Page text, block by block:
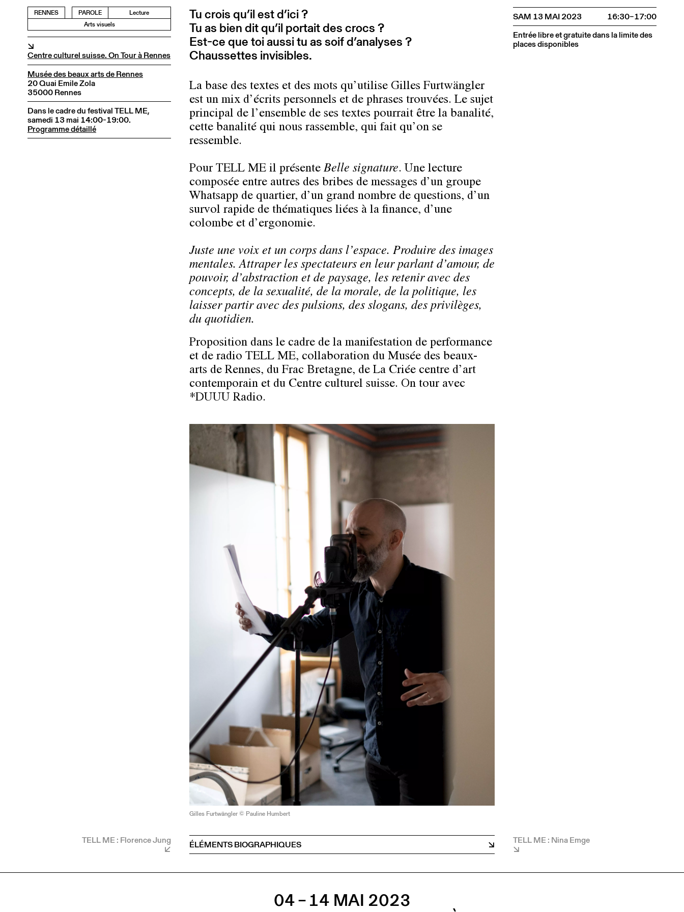
RENNES PAROLE
Lecture
Arts visuels
↘
Centre culturel suisse. On Tour à Rennes
Musée des beaux arts de Rennes
20 Quai Emile Zola
35000 Rennes
Dans le cadre du festival TELL ME,
samedi 13 mai 14:00-19:00.
Programme détaillé
TELL ME : Florence Jung
Tu crois qu’il est d’ici ?
Tu as bien dit qu’il portait des crocs ?
Est-ce que toi aussi tu as soif d’analyses ?
Chaussettes invisibles.
La base des textes et des mots qu’utilise Gilles Furtwängler
est un mix d’écrits personnels et de phrases trouvées. Le sujet
principal de l’ensemble de ses textes pourrait être la banalité,
cette banalité qui nous rassemble, qui fait qu’on se
ressemble.
Pour TELL ME il présente Belle signature. Une lecture
composée entre autres des bribes de messages d’un groupe
Whatsapp de quartier, d’un grand nombre de questions, d’un
survol rapide de thématiques liées à la finance, d’une
colombe et d’ergonomie.
Juste une voix et un corps dans l’espace. Produire des images
mentales. Attraper les spectateurs en leur parlant d’amour, de
pouvoir, d’abstraction et de paysage, les retenir avec des
concepts, de la sexualité, de la morale, de la politique, les
laisser partir avec des pulsions, des slogans, des privilèges,
du quotidien.
Proposition dans le cadre de la manifestation de performance
et de radio TELL ME, collaboration du Musée des beaux-
arts de Rennes, du Frac Bretagne, de La Criée centre d’art
contemporain et du Centre culturel suisse. On tour avec
*DUUU Radio.
Gilles Furtwängler © Pauline Humbert
ÉLÉMENTS BIOGRAPHIQUES
SAM 13 MAI 2023
16:30–17:00
Entrée libre et gratuite dans la limite des
places disponibles
TELL ME : Nina Emge
04 – 14 MAI 2023